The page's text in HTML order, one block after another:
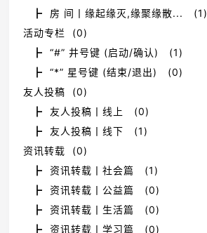
┣ 房 间丨缘起缘灭,缘聚缘散... (1)
活动专栏 (0)
┣ “#” 井号键 (启动/确认) (1)
┣ “*” 星号键 (结束/退出) (0)
友人投稿 (0)
┣ 友人投稿丨线上 (0)
┣ 友人投稿丨线下 (1)
资讯转载 (0)
┣ 资讯转载丨社会篇 (1)
┣ 资讯转载丨公益篇 (0)
┣ 资讯转载丨生活篇 (0)
┣ 资讯转载丨学习篇 (0)